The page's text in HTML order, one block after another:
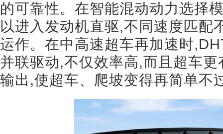
的可靠性。在智能混动动力选择
以进入发动机直驱,不同速度匹配
运作。在中高速超车再加速时
并联驱动,不仅效率高,而且超车
输出,使超车、爬坡变得再简单不